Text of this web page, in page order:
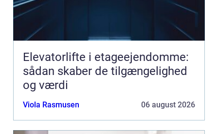
Elevatorlifte i etageejendomme:
sådan skaber de tilgængelighed
og værdi
Viola Rasmusen 06 august 2026